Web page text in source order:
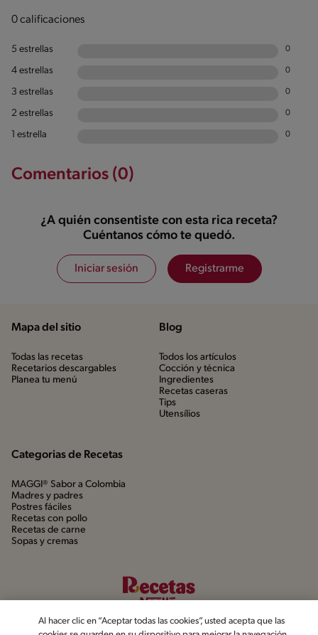
0 calificaciones
5 estrellas 0
4 estrellas 0
3 estrellas 0
2 estrellas 0
1 estrella 0
Comentarios (0)
¿A quién consentiste con esta rica receta?
Cuéntanos cómo te quedó.
Iniciar sesión Registrarme
Mapa del sitio
Todas las recetas
Recetarios descargables
Planea tu menú
Blog
Todos los artículos
Cocción y técnica
Ingredientes
Recetas caseras
Tips
Utensílios
Categorias de Recetas
MAGGI® Sabor a Colombia
Madres y padres
Postres fáciles
Recetas con pollo
Recetas de carne
Sopas y cremas
Al hacer clic en “Aceptar todas las cookies”, usted acepta que las